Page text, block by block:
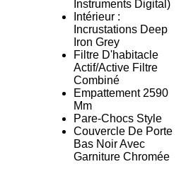
Instruments Digital)
Intérieur :
Incrustations Deep
Iron Grey
Filtre D'habitacle
Actif/Active Filtre
Combiné
Empattement 2590
Mm
Pare-Chocs Style
Couvercle De Porte
Bas Noir Avec
Garniture Chromée